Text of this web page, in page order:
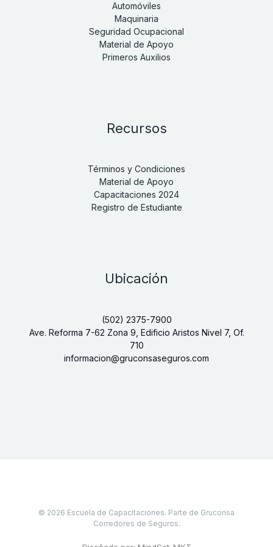
Automóviles
Maquinaria
Seguridad Ocupacional
Material de Apoyo
Primeros Auxilios
Recursos
Términos y Condiciones
Material de Apoyo
Capacitaciones 2024
Registro de Estudiante
Ubicación
(502) 2375-7900
Ave. Reforma 7-62 Zona 9, Edificio Aristos Nivel 7, Of.
710
informacion@gruconsaseguros.com
© 2026 Escuela de Capacitaciones. Parte de Gruconsa
Corredores de Seguros.